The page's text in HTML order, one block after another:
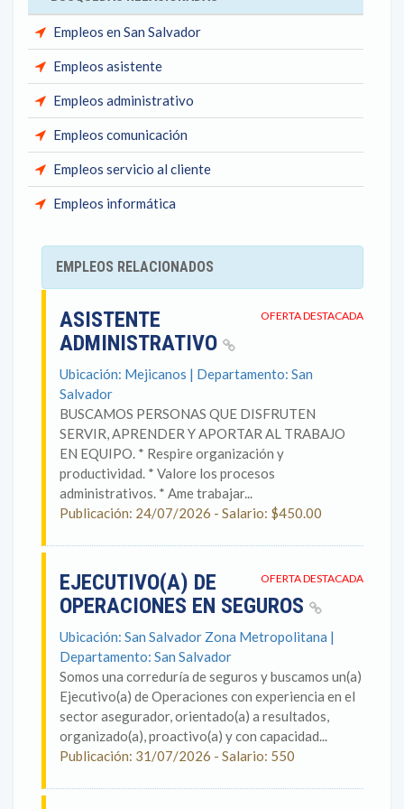
Empleos en San Salvador
Empleos asistente
Empleos administrativo
Empleos comunicación
Empleos servicio al cliente
Empleos informática
EMPLEOS RELACIONADOS
OFERTA DESTACADA
ASISTENTE
ADMINISTRATIVO
Ubicación: Mejicanos | Departamento: San
Salvador
BUSCAMOS PERSONAS QUE DISFRUTEN
SERVIR, APRENDER Y APORTAR AL TRABAJO
EN EQUIPO. * Respire organización y
productividad. * Valore los procesos
administrativos. * Ame trabajar...
Publicación: 24/07/2026 - Salario: $450.00
OFERTA DESTACADA
EJECUTIVO(A) DE
OPERACIONES EN SEGUROS
Ubicación: San Salvador Zona Metropolitana |
Departamento: San Salvador
Somos una correduría de seguros y buscamos un(a)
Ejecutivo(a) de Operaciones con experiencia en el
sector asegurador, orientado(a) a resultados,
organizado(a), proactivo(a) y con capacidad...
Publicación: 31/07/2026 - Salario: 550